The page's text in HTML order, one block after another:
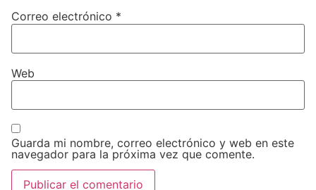
Correo electrónico *
Web
Guarda mi nombre, correo electrónico y web en este
navegador para la próxima vez que comente.